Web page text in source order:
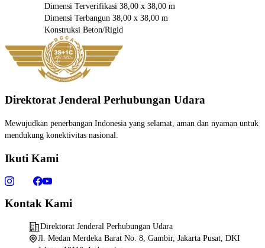
Dimensi Terverifikasi 38,00 x 38,00 m
Dimensi Terbangun 38,00 x 38,00 m
Konstruksi Beton/Rigid
Direktorat Jenderal Perhubungan Udara
Mewujudkan penerbangan Indonesia yang selamat, aman dan nyaman untuk
mendukung konektivitas nasional.
Ikuti Kami
Kontak Kami
Direktorat Jenderal Perhubungan Udara
Jl. Medan Merdeka Barat No. 8, Gambir, Jakarta Pusat, DKI